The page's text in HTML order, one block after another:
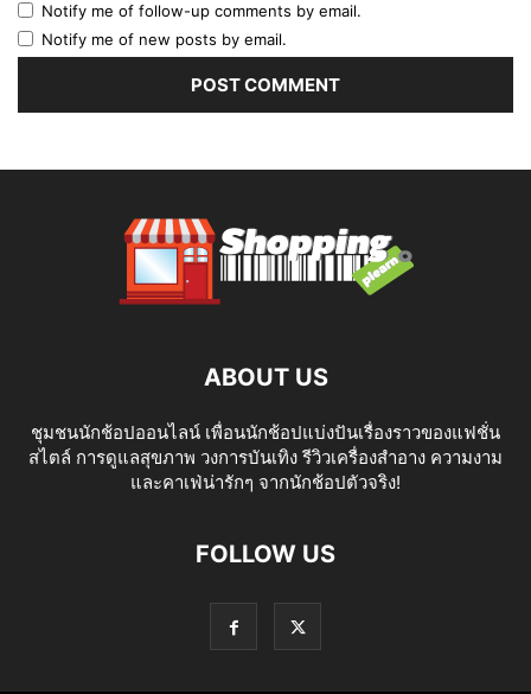
Notify me of follow-up comments by email.
Notify me of new posts by email.
ABOUT US
ชุมชนนักช้อปออนไลน์ เพื่อนนักช้อปแบ่งปันเรื่องราวของแฟชั่น
สไตล์ การดูแลสุขภาพ วงการบันเทิง รีวิวเครื่องสำอาง ความงาม
และคาเฟ่น่ารักๆ จากนักช้อปตัวจริง!
FOLLOW US